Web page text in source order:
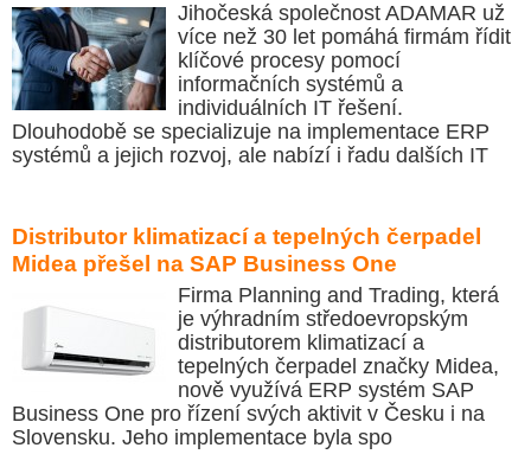
Jihočeská společnost ADAMAR už
více než 30 let pomáhá firmám řídit
klíčové procesy pomocí
informačních systémů a
individuálních IT řešení.
Dlouhodobě se specializuje na implementace ERP
systémů a jejich rozvoj, ale nabízí i řadu dalších IT
Distributor klimatizací a tepelných čerpadel
Midea přešel na SAP Business One
Firma Planning and Trading, která
je výhradním středoevropským
distributorem klimatizací a
tepelných čerpadel značky Midea,
nově využívá ERP systém SAP
Business One pro řízení svých aktivit v Česku i na
Slovensku. Jeho implementace byla spo